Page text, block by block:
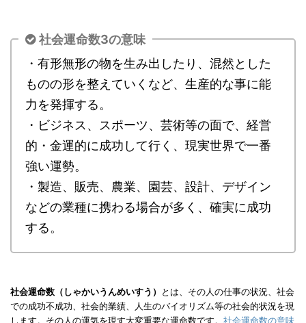
社会運命数3の意味
・有形無形の物を生み出したり、混然とした
ものの形を整えていくなど、生産的な事に能
力を発揮する。
・ビジネス、スポーツ、芸術等の面で、経営
的・金運的に成功して行く、現実世界で一番
強い運勢。
・製造、販売、農業、園芸、設計、デザイン
などの業種に携わる場合が多く、確実に成功
する。
社会運命数（しゃかいうんめいすう）
とは、その人の仕事の状況、社会
での成功不成功、社会的業績、人生のバイオリズム等の社会的状況を現
します。その人の運気を現す大変重要な運命数です。 社会運命数の意味